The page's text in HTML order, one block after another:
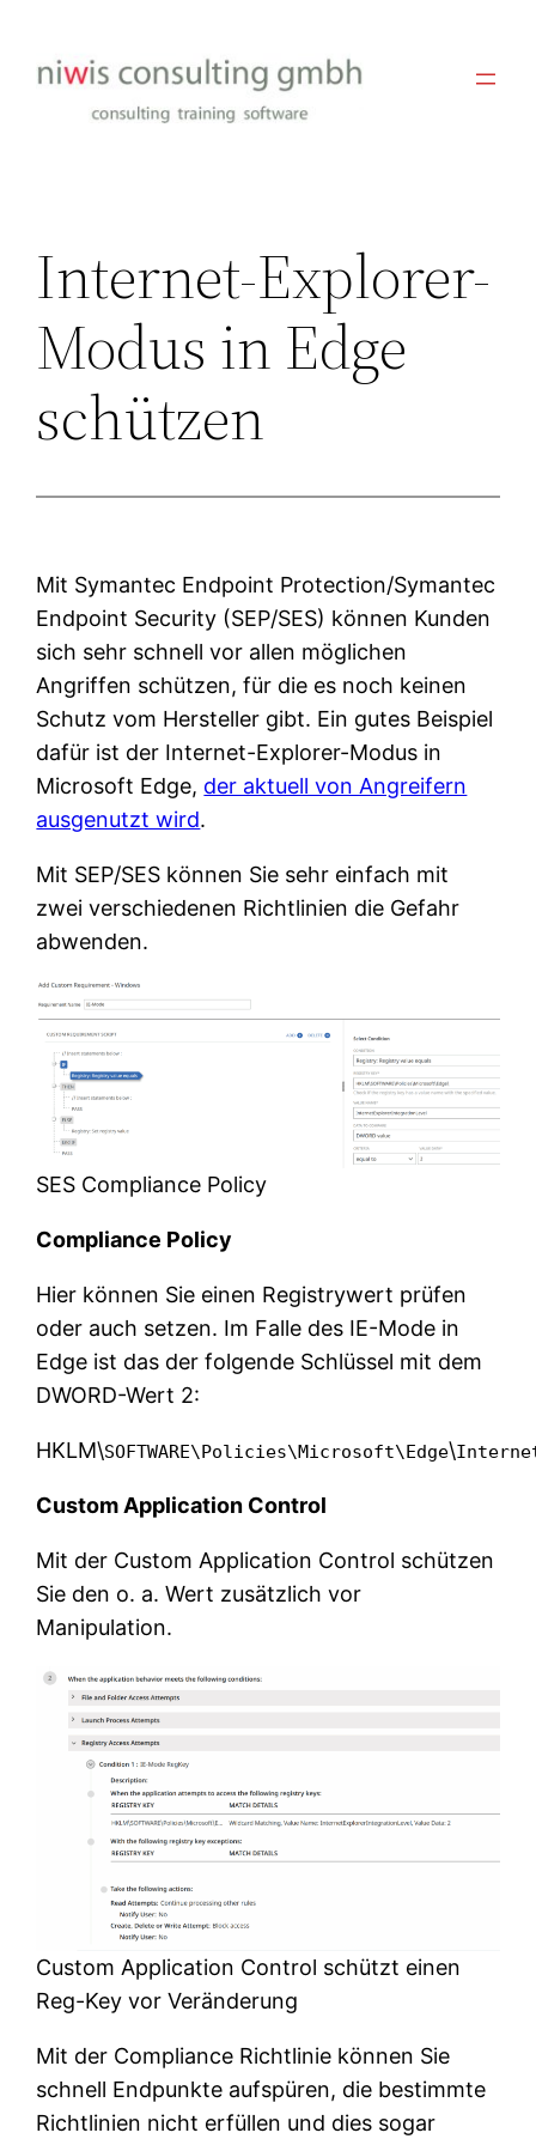
Inhalt
springen
Internet-Explorer-
Modus in Edge
schützen
Mit Symantec Endpoint Protection/Symantec
Endpoint Security (SEP/SES) können Kunden
sich sehr schnell vor allen möglichen
Angriffen schützen, für die es noch keinen
Schutz vom Hersteller gibt. Ein gutes Beispiel
dafür ist der Internet-Explorer-Modus in
Microsoft Edge, der aktuell von Angreifern
ausgenutzt wird.
Mit SEP/SES können Sie sehr einfach mit
zwei verschiedenen Richtlinien die Gefahr
abwenden.
SES Compliance Policy
Compliance Policy
Hier können Sie einen Registrywert prüfen
oder auch setzen. Im Falle des IE-Mode in
Edge ist das der folgende Schlüssel mit dem
DWORD-Wert 2:
HKLM\SOFTWARE\Policies\Microsoft\Edge\
Custom Application Control
Mit der Custom Application Control schützen
Sie den o. a. Wert zusätzlich vor
Manipulation.
Custom Application Control schützt einen
Reg-Key vor Veränderung
Mit der Compliance Richtlinie können Sie
schnell Endpunkte aufspüren, die bestimmte
Richtlinien nicht erfüllen und dies sogar